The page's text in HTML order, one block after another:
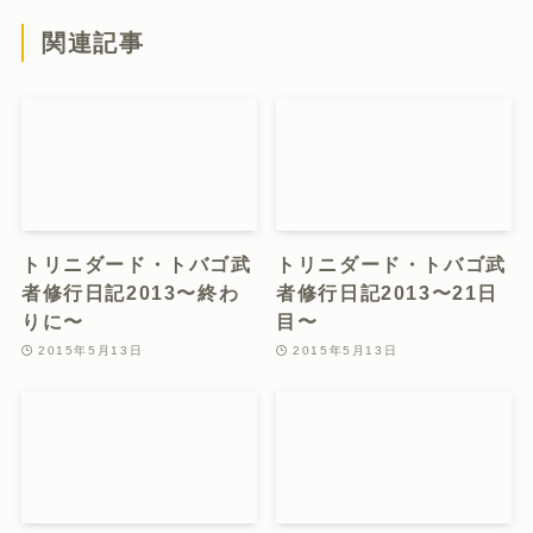
関連記事
トリニダード・トバゴ武
者修行日記2013〜終わ
りに〜
2015年5月13日
トリニダード・トバゴ武
者修行日記2013〜21日
目〜
2015年5月13日